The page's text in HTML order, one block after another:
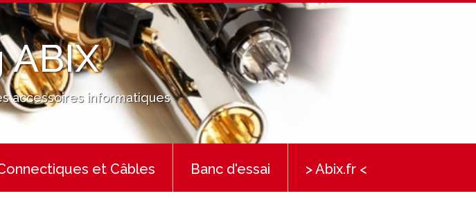
accessoires informatiques
et Câbles Banc d'essai > Abix.fr <